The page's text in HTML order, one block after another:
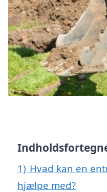
1) Hvad kan en
hjælpe med?